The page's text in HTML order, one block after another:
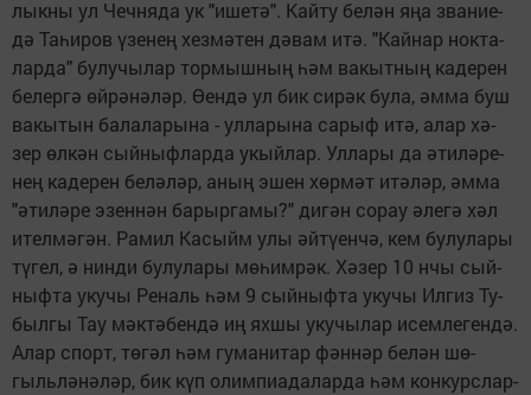
лык­ны ул Чеч­ня­да ук "и­ше­тә". Кай­ту бе­лән яңа зва­ни­е­
дә Та­һи­ров үзе­нең хез­мә­тен дә­вам итә. "Кай­нар нок­та­
лар­да" бу­лу­чы­лар тор­мыш­ның һәм ва­кыт­ның ка­де­рен
бе­лер­гә өй­рә­нә­ләр. Өен­дә ул бик си­рәк бу­ла, әм­ма буш
ва­кы­тын ба­ла­ла­ры­на - ул­ла­ры­на са­рыф итә, алар хә­
зер өл­кән сый­ныф­лар­да укый­лар. Ул­ла­ры да әти­лә­ре­
нең ка­де­рен бе­лә­ләр, аның эшен хөр­мәт итә­ләр, әм­ма
"ә­ти­лә­ре эзен­нән ба­рыр­га­мы?" ди­гән со­рау әле­гә хәл
ител­мә­гән. Ра­мил Ка­сыйм улы әй­тү­ен­чә, кем бу­лу­ла­ры
тү­гел, ә нин­ди бу­лу­ла­ры мө­һим­рәк. Хә­зер 10 нчы сый­
ныф­та уку­чы Ре­наль һәм 9 сый­ныф­та уку­чы Ил­гиз Ту­
был­гы Тау мәк­тә­бен­дә иң ях­шы уку­чы­лар исем­ле­ген­дә.
Алар спорт, тө­гәл һәм гу­ма­ни­тар фән­нәр бе­лән шө­
гыль­лә­нә­ләр, бик күп олим­пи­а­да­лар­да һәм кон­курс­лар­